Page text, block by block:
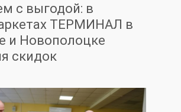
с выгодой: в
ТЕРМИНАЛ в
и Новополоцке
скидок